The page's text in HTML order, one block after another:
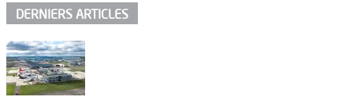
DERNIERS ARTICLES